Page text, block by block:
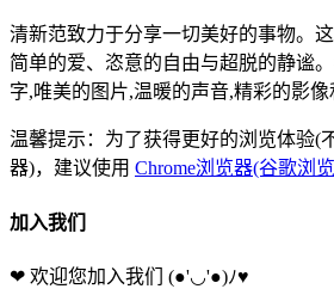
清新范致力于分享一切美好的事物。
简单的爱、恣意的自由与超脱的静谧
字,唯美的图片,温暖的声音,精彩的影像
温馨提示：为了获得更好的浏览体验(
器)，建议使用 Chrome浏览器(谷歌浏
加入我们
❤ 欢迎您加入我们 (●'◡'●)ﾉ♥